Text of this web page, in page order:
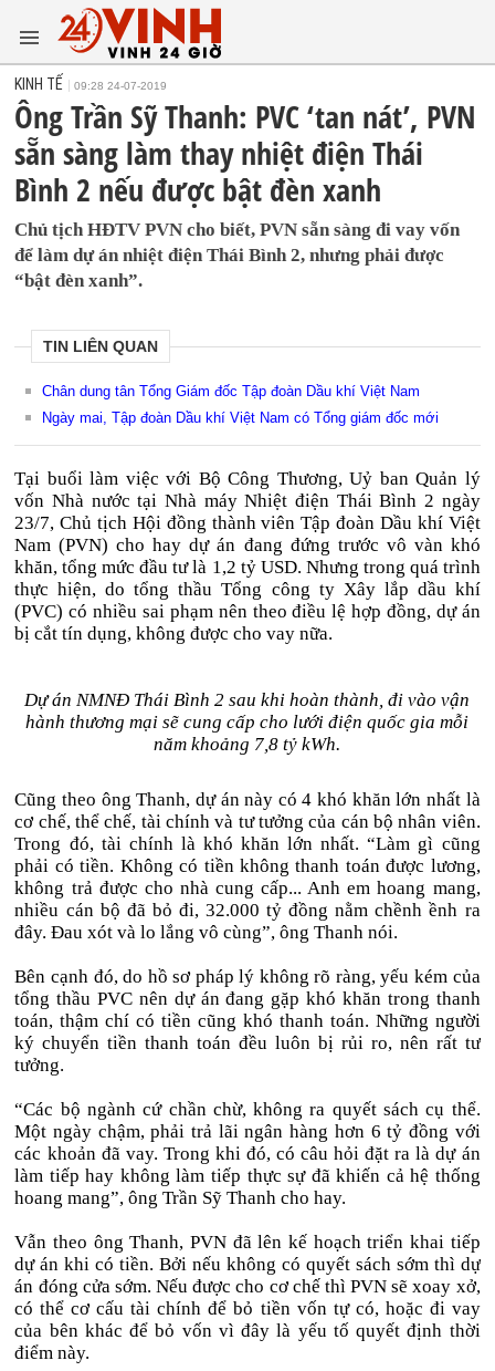
KINH TẾ 09:28 24-07-2019
Ông Trần Sỹ Thanh: PVC ‘tan nát’, PVN
sẵn sàng làm thay nhiệt điện Thái
Bình 2 nếu được bật đèn xanh
Chủ tịch HĐTV PVN cho biết, PVN sẵn sàng đi vay vốn
để làm dự án nhiệt điện Thái Bình 2, nhưng phải được
“bật đèn xanh”.
TIN LIÊN QUAN
Chân dung tân Tổng Giám đốc Tập đoàn Dầu khí Việt Nam
Ngày mai, Tập đoàn Dầu khí Việt Nam có Tổng giám đốc mới
Tại buổi làm việc với Bộ Công Thương, Uỷ ban Quản lý
vốn Nhà nước tại Nhà máy Nhiệt điện Thái Bình 2 ngày
23/7, Chủ tịch Hội đồng thành viên Tập đoàn Dầu khí Việt
Nam (PVN) cho hay dự án đang đứng trước vô vàn khó
khăn, tổng mức đầu tư là 1,2 tỷ USD. Nhưng trong quá trình
thực hiện, do tổng thầu Tổng công ty Xây lắp dầu khí
(PVC) có nhiều sai phạm nên theo điều lệ hợp đồng, dự án
bị cắt tín dụng, không được cho vay nữa.
Dự án NMNĐ Thái Bình 2 sau khi hoàn thành, đi vào vận
hành thương mại sẽ cung cấp cho lưới điện quốc gia mỗi
năm khoảng 7,8 tỷ kWh.
Cũng theo ông Thanh, dự án này có 4 khó khăn lớn nhất là
cơ chế, thể chế, tài chính và tư tưởng của cán bộ nhân viên.
Trong đó, tài chính là khó khăn lớn nhất. “Làm gì cũng
phải có tiền. Không có tiền không thanh toán được lương,
không trả được cho nhà cung cấp... Anh em hoang mang,
nhiều cán bộ đã bỏ đi, 32.000 tỷ đồng nằm chềnh ềnh ra
đây. Đau xót và lo lắng vô cùng”, ông Thanh nói.
Bên cạnh đó, do hồ sơ pháp lý không rõ ràng, yếu kém của
tổng thầu PVC nên dự án đang gặp khó khăn trong thanh
toán, thậm chí có tiền cũng khó thanh toán. Những người
ký chuyển tiền thanh toán đều luôn bị rủi ro, nên rất tư
tưởng.
“Các bộ ngành cứ chần chừ, không ra quyết sách cụ thể.
Một ngày chậm, phải trả lãi ngân hàng hơn 6 tỷ đồng với
các khoản đã vay. Trong khi đó, có câu hỏi đặt ra là dự án
làm tiếp hay không làm tiếp thực sự đã khiến cả hệ thống
hoang mang”, ông Trần Sỹ Thanh cho hay.
Vẫn theo ông Thanh, PVN đã lên kế hoạch triển khai tiếp
dự án khi có tiền. Bởi nếu không có quyết sách sớm thì dự
án đóng cửa sớm. Nếu được cho cơ chế thì PVN sẽ xoay xở,
có thể cơ cấu tài chính để bỏ tiền vốn tự có, hoặc đi vay
của bên khác để bỏ vốn vì đây là yếu tố quyết định thời
điểm này.